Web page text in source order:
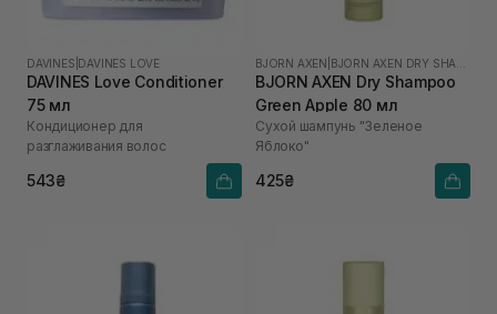
DAVINES DAVINES LOVE
DAVINES Love Conditioner
75 мл
Кондиционер для
разглаживания волос
543₴
BJORN AXEN
BJORN AXEN Dry Shampoo
Green Apple 80 мл
Сухой шампунь "Зеленое
Яблоко"
425₴